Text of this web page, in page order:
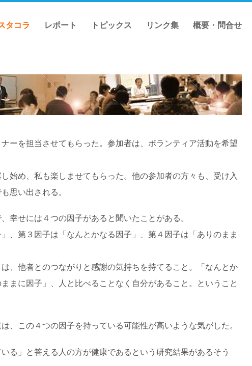
タコラ レポート トピックス リンク集 概要・問合せ
ーを担当させてもらった。参加者は、ボランティア活動を希望
始め、私も楽しませてもらった。他の参加者の方々も、受け入
思い出される。
せには４つの因子があると聞いたことがある。
第３因子は「なんとかなる因子」、第４因子は「ありのまま
、他者とのつながりと感謝の気持ちを持てること。「なんとか
まに因子」、人と比べることなく自分があること。ということ
この４つの因子を持っている可能性が高いような気がした。
る」と答える人の方が健康であるという研究結果があるそう